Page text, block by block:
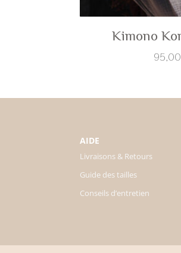
Kimono
95,00
AIDE
Livraisons & Retours
Guide des tailles
Conseils d’entretien